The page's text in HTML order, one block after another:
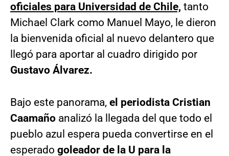
oficiales para Universidad de Chile, tanto
Michael Clark como Manuel Mayo, le dieron
la bienvenida oficial al nuevo delantero que
llegó para aportar al cuadro dirigido por
Gustavo Álvarez.
Bajo este panorama, el periodista Cristian
Caamaño analizó la llegada del que todo el
pueblo azul espera pueda convertirse en el
esperado goleador de la U para la